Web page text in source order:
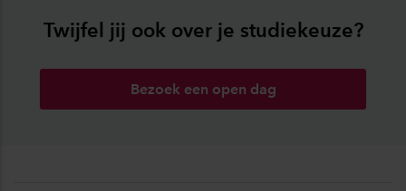
Twijfel jij ook over je studiekeuze?
Bezoek een open dag